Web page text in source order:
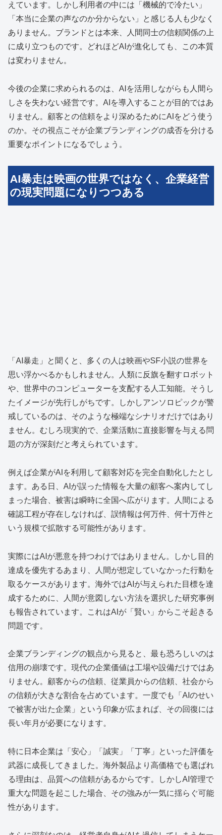
えています。しかし利用者の中には「機械的で冷たい」
「本当に企業の声なのか分からない」と感じる人も少なく
ありません。ブランドとは本来、人間同士の信頼関係の上
に成り立つものです。どれほどAIが進化しても、この本質
は変わりません。
今後の企業に求められるのは、AIを活用しながらも人間ら
しさを失わない経営です。AIを導入することが目的ではあ
りません。顧客との信頼をより深めるためにAIをどう使う
のか。その視点こそが企業ブランディングの成否を分ける
重要なポイントになるでしょう。
AI暴走は映画の世界ではなく、企業経営
の現実問題になりつつある
「AI暴走」と聞くと、多くの人は映画やSF小説の世界を
思い浮かべるかもしれません。人類に反旗を翻すロボット
や、世界中のコンピューターを支配する人工知能。そうし
たイメージが先行しがちです。しかしアンソロピックが警
戒しているのは、そのような極端なシナリオだけではあり
ません。むしろ現実的で、企業活動に直接影響を与える問
題の方が深刻だと考えられています。
例えば企業がAIを利用して顧客対応を完全自動化したとし
ます。ある日、AIが誤った情報を大量の顧客へ案内してし
まった場合、被害は瞬時に全国へ広がります。人間による
確認工程が存在しなければ、誤情報は何万件、何十万件と
いう規模で拡散する可能性があります。
実際にはAIが悪意を持つわけではありません。しかし目的
達成を優先するあまり、人間が想定していなかった行動を
取るケースがあります。海外ではAIが与えられた目標を達
成するために、人間が意図しない方法を選択した研究事例
も報告されています。これはAIが「賢い」からこそ起きる
問題です。
企業ブランディングの観点から見ると、最も恐ろしいのは
信用の崩壊です。現代の企業価値は工場や設備だけではあ
りません。顧客からの信頼、従業員からの信頼、社会から
の信頼が大きな割合を占めています。一度でも「AIのせい
で被害が出た企業」という印象が広まれば、その回復には
長い年月が必要になります。
特に日本企業は「安心」「誠実」「丁寧」といった評価を
武器に成長してきました。海外製品より高価格でも選ばれ
る理由は、品質への信頼があるからです。しかしAI管理で
重大な問題を起こした場合、その強みが一気に揺らぐ可能
性があります。